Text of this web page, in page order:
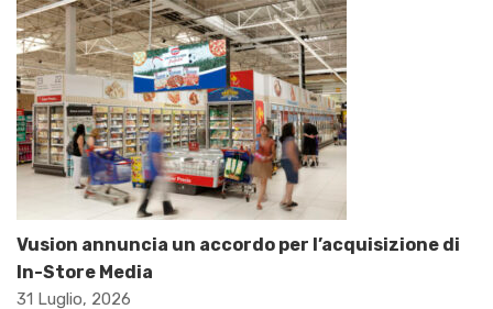
Vusion annuncia un accordo per l’acquisizione di
In-Store Media
31 Luglio, 2026